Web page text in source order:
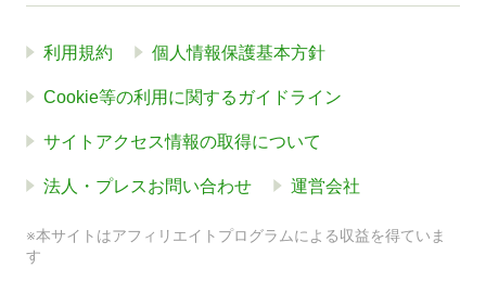
利用規約 個人情報保護基本方針
Cookie等の利用に関するガイドライン
サイトアクセス情報の取得について
法人・プレスお問い合わせ 運営会社
※本サイトはアフィリエイトプログラムによる収益を得ていま
す